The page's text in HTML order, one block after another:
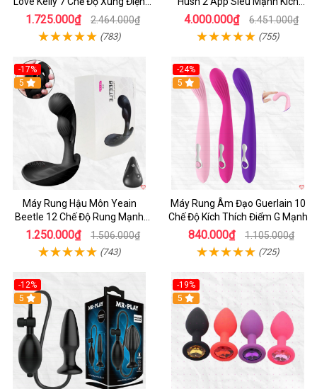
Mạnh
1.725.000₫ 2.464.000₫
(783)
Thích Sâu
4.000.000₫ 6.451.000₫
(755)
-17%
Hot
5
Máy Rung Hậu Môn Yeain
Beetle 12 Chế Độ Rung Mạnh
Kích Thích
1.250.000₫ 1.506.000₫
(743)
-24%
Hot
5
Máy Rung Âm Đạo Guerlain 10
Chế Độ Kích Thích Điểm G Mạnh
840.000₫ 1.105.000₫
(725)
-12%
5
-19%
5